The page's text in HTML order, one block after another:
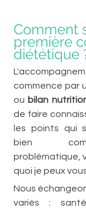
Comment
première
diététique
commence par
ou bilan
de faire
les points qui
bien
problématique,
quoi je peux
Nous
variés :